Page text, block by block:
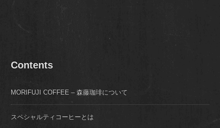
Contents
MORIFUJI COFFEE – 森藤珈琲について
スペシャルティコーヒーとは